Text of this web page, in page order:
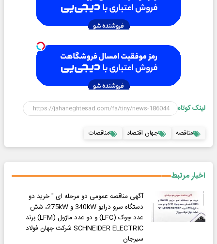
لینک کوتاه
مناقصه جهان اقتصاد مناقصات
اخبار مرتبط
آگهی مناقصه عمومی دو مرحله ای " خرید دو
دستگاه سرو درایو 340kW و 275kW، شش
عدد چوک (LFC) و دو عدد ماژول (LFM) برند
SCHNEIDER ELECTRIC شرکت جهان فولاد
سیرجان